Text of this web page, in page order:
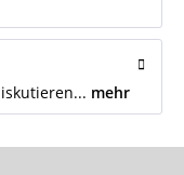
mehr